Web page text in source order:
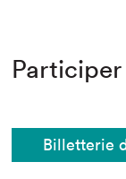
Billetterie